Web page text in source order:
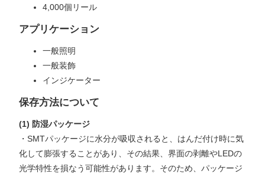
4,000個リール
アプリケーション
一般照明
一般装飾
インジケーター
保存方法について
(1) 防湿パッケージ
・SMTパッケージに水分が吸収されると、はんだ付け時に気
化して膨張することがあり、その結果、界面の剥離やLEDの
光学特性を損なう可能性があります。そのため、パッケージ